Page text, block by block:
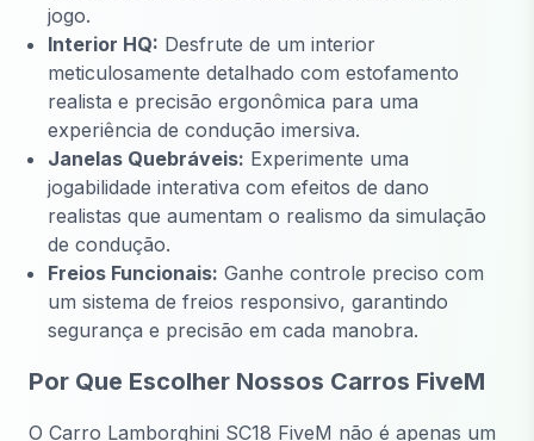
jogo.
Interior HQ: Desfrute de um interior
meticulosamente detalhado com estofamento
realista e precisão ergonômica para uma
experiência de condução imersiva.
Janelas Quebráveis: Experimente uma
jogabilidade interativa com efeitos de dano
realistas que aumentam o realismo da simulação
de condução.
Freios Funcionais: Ganhe controle preciso com
um sistema de freios responsivo, garantindo
segurança e precisão em cada manobra.
Por Que Escolher Nossos Carros FiveM
O Carro Lamborghini SC18 FiveM não é apenas um